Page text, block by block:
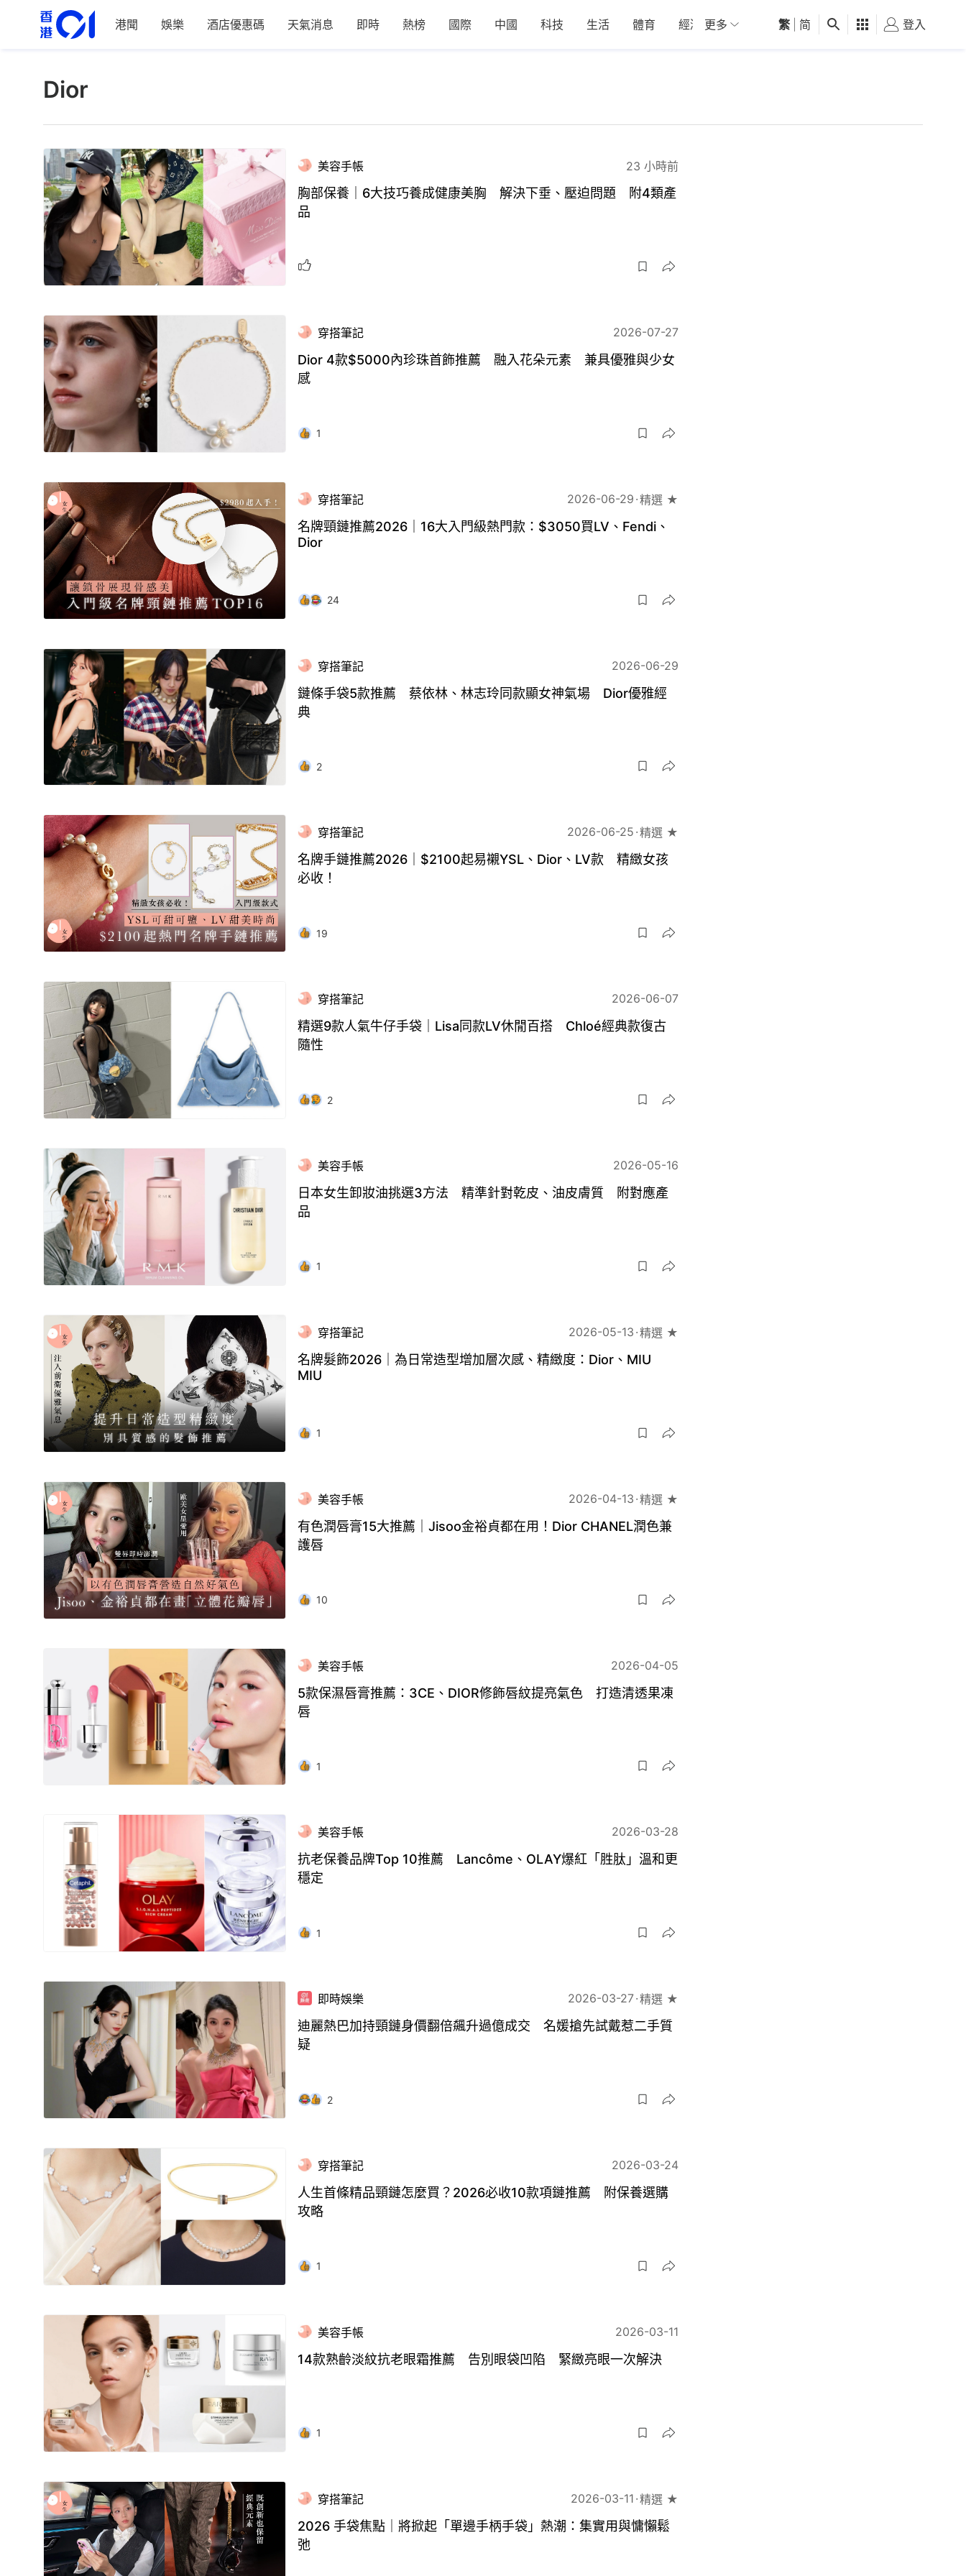
港聞 娛樂 酒店優惠碼 天氣消息 即時 熱榜 國際 中國 科技 生活 體育 經濟 01深圳 觀點 健康 好食玩飛
更多 繁 简 登入
Dior
美容手帳 23 小時前
胸部保養｜6大技巧養成健康美胸 解決下垂、壓迫問題 附4類產
品
穿搭筆記 2026-07-27
Dior 4款$5000內珍珠首飾推薦 融入花朵元素 兼具優雅與少女
感
1
穿搭筆記 2026-06-29 精選 ★
名牌頸鏈推薦2026｜16大入門級熱門款：$3050買LV、Fendi、
Dior
24
穿搭筆記 2026-06-29
鏈條手袋5款推薦 蔡依林、林志玲同款顯女神氣場 Dior優雅經
典
2
穿搭筆記 2026-06-25 精選 ★
名牌手鏈推薦2026｜$2100起易襯YSL、Dior、LV款 精緻女孩
必收！
19
穿搭筆記 2026-06-07
精選9款人氣牛仔手袋｜Lisa同款LV休閒百搭 Chloé經典款復古
隨性
2
美容手帳 2026-05-16
日本女生卸妝油挑選3方法 精準針對乾皮、油皮膚質 附對應產
品
1
穿搭筆記 2026-05-13 精選 ★
名牌髮飾2026｜為日常造型增加層次感、精緻度：Dior、MIU
MIU
1
美容手帳 2026-04-13 精選 ★
有色潤唇膏15大推薦｜Jisoo金裕貞都在用！Dior CHANEL潤色兼
護唇
10
美容手帳 2026-04-05
5款保濕唇膏推薦：3CE、DIOR修飾唇紋提亮氣色 打造清透果凍
唇
1
美容手帳 2026-03-28
抗老保養品牌Top 10推薦 Lancôme、OLAY爆紅「胜肽」溫和更
穩定
1
即時娛樂 2026-03-27 精選 ★
迪麗熱巴加持頸鏈身價翻倍飆升過億成交 名媛搶先試戴惹二手質
疑
2
穿搭筆記 2026-03-24
人生首條精品頸鏈怎麼買？2026必收10款項鏈推薦 附保養選購
攻略
1
美容手帳 2026-03-11
14款熟齡淡紋抗老眼霜推薦 告別眼袋凹陷 緊緻亮眼一次解決
1
穿搭筆記 2026-03-11 精選 ★
2026 手袋焦點｜將掀起「單邊手柄手袋」熱潮：集實用與慵懶鬆
弛